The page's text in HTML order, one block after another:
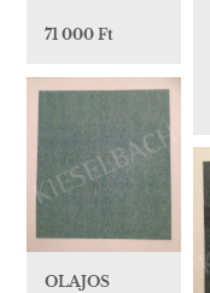
71 000 Ft
OLAJOS